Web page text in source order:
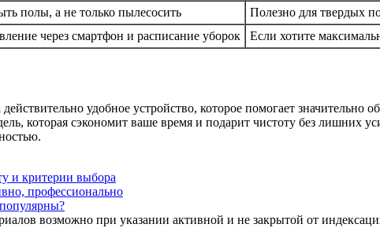
полы, а не только пылесосить
Полезно для твердых
через смартфон и расписание уборок Если хотите
удобное устройство, которое помогает значительно
которая сэкономит ваше время и подарит чистоту без лишних
и критерии выбора
профессионально
возможно при указании активной и не закрытой от